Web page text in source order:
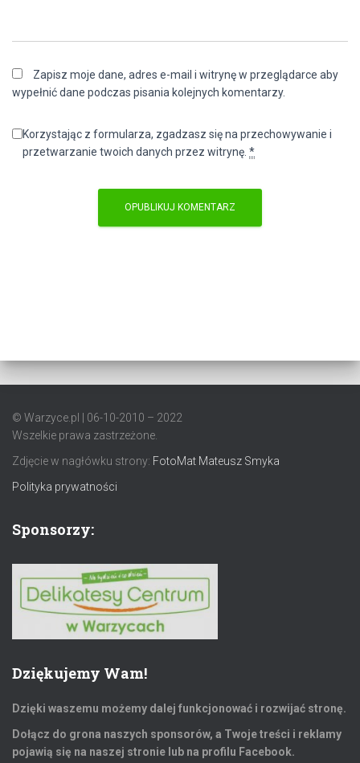
Zapisz moje dane, adres e-mail i witrynę w przeglądarce aby
wypełnić dane podczas pisania kolejnych komentarzy.
Korzystając z formularza, zgadzasz się na przechowywanie i
przetwarzanie twoich danych przez witrynę. *
© Warzyce.pl | 06-10-2010 – 2022
Wszelkie prawa zastrzeżone.
Zdjęcie w nagłówku strony: FotoMat Mateusz Smyka
Polityka prywatności
Sponsorzy:
Dziękujemy Wam!
Dzięki waszemu możemy dalej funkcjonować i rozwijać stronę.
Dołącz do grona naszych sponsorów, a Twoje treści i reklamy
pojawią się na naszej stronie lub na profilu Facebook.